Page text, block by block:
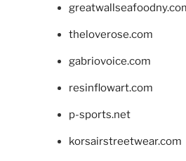
theloverose.com
gabriovoice.com
resinflowart.com
p-sports.net
korsairstreetwear.com